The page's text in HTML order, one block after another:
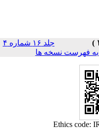
جلد ۱۶ شماره ۴
فهرست نسخه ها
Ethics